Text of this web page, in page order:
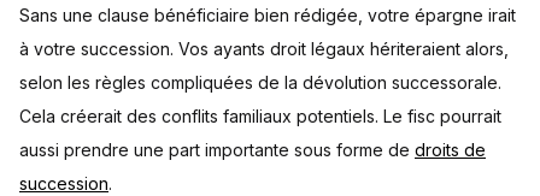
Sans une clause bénéficiaire bien rédigée, votre épargne irait
à votre succession. Vos ayants droit légaux hériteraient alors,
selon les règles compliquées de la dévolution successorale.
Cela créerait des conflits familiaux potentiels. Le fisc pourrait
aussi prendre une part importante sous forme de droits de
succession.